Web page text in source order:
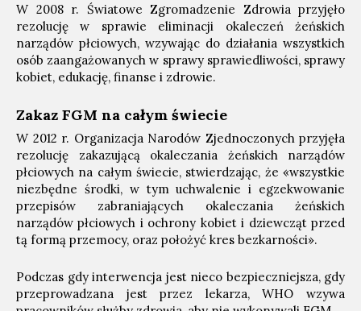
W 2008 r. Światowe Zgromadzenie Zdrowia przyjęło
rezolucję w sprawie eliminacji okaleczeń żeńskich
narządów płciowych, wzywając do działania wszystkich
osób zaangażowanych w sprawy sprawiedliwości, sprawy
kobiet, edukację, finanse i zdrowie.
Zakaz FGM na całym świecie
W 2012 r. Organizacja Narodów Zjednoczonych przyjęła
rezolucję zakazującą okaleczania żeńskich narządów
płciowych na całym świecie, stwierdzając, że «wszystkie
niezbędne środki, w tym uchwalenie i egzekwowanie
przepisów zabraniających okaleczania żeńskich
narządów płciowych i ochrony kobiet i dziewcząt przed
tą formą przemocy, oraz położyć kres bezkarności».
Podczas gdy interwencja jest nieco bezpieczniejsza, gdy
przeprowadzana jest przez lekarza, WHO wzywa